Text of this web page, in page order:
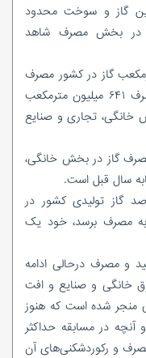
گاز و سوخت محدود
در بخش مصرف شاهد
۸۵۷ میلیون مترمکعب گاز در کشور مصرف
شد که از این رقم، رکورد بی‌سابقه مصرف ۶۴۱ میلیون مترمکعب
خانگی، تجاری و صنایع
رشد ۱۸درصدی مصرف گاز در بخش خانگی،
سال قبل است.
در روزهای پایانی پاییز، ۷۵درصد گاز تولیدی کشور در
مصرف برسد، خود یک
و مصرف درحالی ادامه
خانگی و صنایع و افت
منجر شده است که هنوز
در مسابقه حداکثر
و رکوردشکنی‌های آن